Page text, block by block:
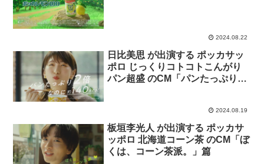
2024.08.22
日比美思 が出演する ポッカサッ
ポロ じっくりコトコトこんがり
パン超盛 のCM「パンたっぷり、
2024.08.19
板垣李光人 が出演する ポッカサ
ッポロ 北海道コーン茶 のCM「ぼ
くは、コーン茶派。」篇